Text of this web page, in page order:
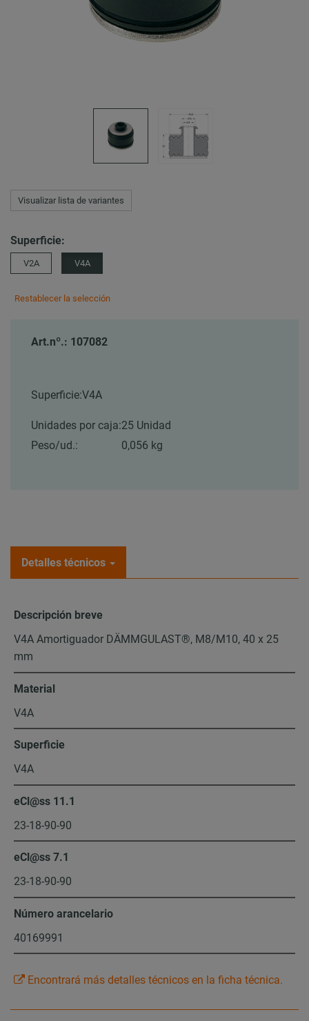
Visualizar lista de variantes
Superficie:
V2A V4A
Restablecer la selección
Art.nº.: 107082
Superficie:V4A
Unidades por caja:25 Unidad
Peso/ud.:
0,056 kg
Detalles técnicos
Descripción breve
V4A Amortiguador DÄMMGULAST®, M8/M10, 40 x 25
mm
Material
V4A
Superficie
V4A
eCl@ss 11.1
23-18-90-90
eCl@ss 7.1
23-18-90-90
Número arancelario
40169991
Encontrará más detalles técnicos en la ficha técnica.